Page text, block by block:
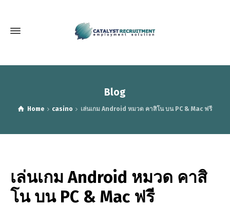
Blog
Home casino เล่นเกม Android หมวด คาสิโน บน PC & Mac ฟรี
เล่นเกม Android หมวด คาสิ
โน บน PC & Mac ฟรี